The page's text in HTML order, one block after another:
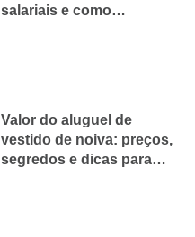
salariais e como
Valor do aluguel de
vestido de noiva: preços,
segredos e dicas para